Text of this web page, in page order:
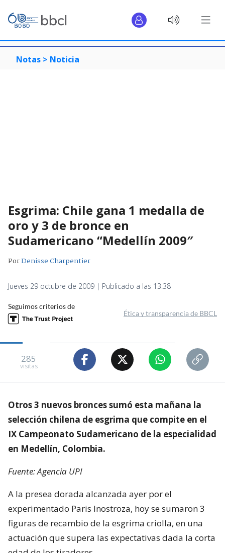
Notas > Noticia
Esgrima: Chile gana 1 medalla de
oro y 3 de bronce en
Sudamericano “Medellín 2009″
PorDenisse Charpentier
Jueves 29 octubre de 2009 | Publicado a las 13:38
Seguimos criterios de
Ética y transparencia de BBCL
285
visitas
Otros 3 nuevos bronces sumó esta mañana la
selección chilena de esgrima que compite en el
IX Campeonato Sudamericano de la especialidad
en Medellín, Colombia.
Fuente: Agencia UPI
A la presea dorada alcanzada ayer por el
experimentado Paris Inostroza, hoy se sumaron 3
figuras de recambio de la esgrima criolla, en una
actuación que supera las expectativas dada la corta